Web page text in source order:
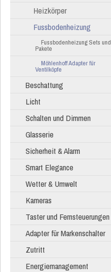
Heizkörper
Fussbodenheizung
Fussbodenheizung Sets und
Pakete
Möhlenhoff Adapter für
Ventilköpfe
Beschattung
Licht
Schalten und Dimmen
Glasserie
Sicherheit & Alarm
Smart Elegance
Wetter & Umwelt
Kameras
Taster und Fernsteuerungen
Adapter für Markenschalter
Zutritt
Energiemanagement